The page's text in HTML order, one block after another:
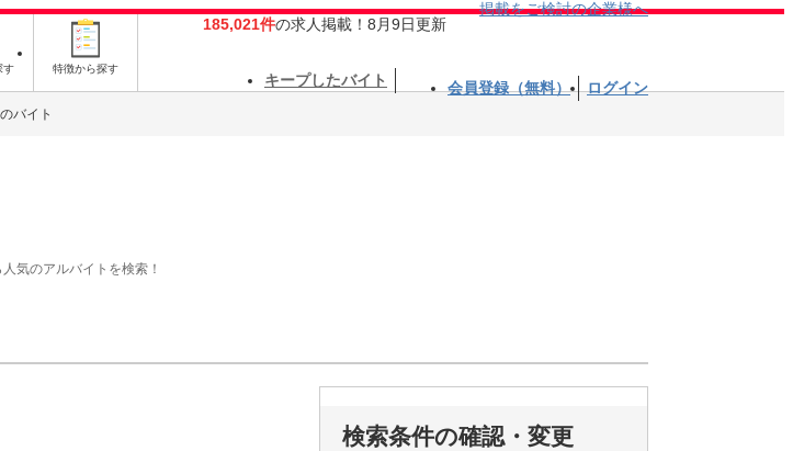
す 特徴から探す
185,021件の求人掲載！8月9日更新
掲載をご検討の企業様へ
キープしたバイト 会員登録（無料） ログイン
バイト
気のアルバイトを検索！
検索条件の確認・変更